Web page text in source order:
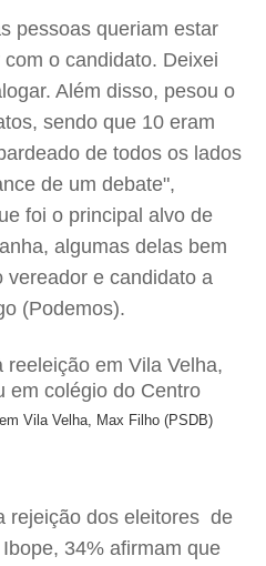
pessoas queriam estar
o candidato. Deixei
Além disso, pesou o
sendo que 10 eram
de todos os lados
de um debate",
foi o principal alvo de
algumas delas bem
vereador e candidato a
(Podemos).
Vila Velha, Max Filho (PSDB)
dos eleitores  de
34% afirmam que